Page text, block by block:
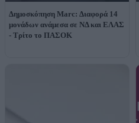
Δημοσκόπηση Marc: Διαφορά 14
μονάδων ανάμεσα σε ΝΔ και ΕΛΑΣ
- Τρίτο το ΠΑΣΟΚ